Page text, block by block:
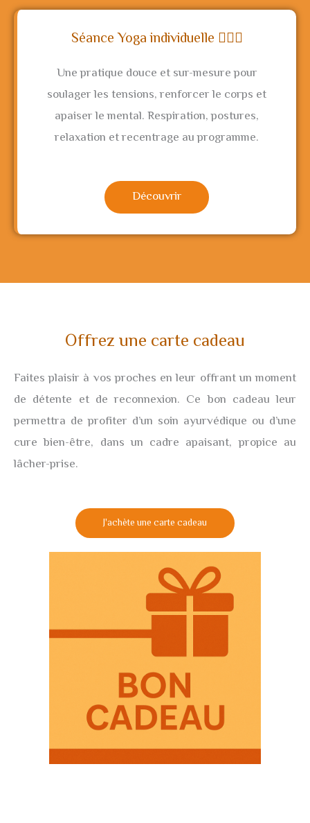
Séance Yoga individuelle 🧘🏼‍♀️
Une pratique douce et sur-mesure pour
soulager les tensions, renforcer le corps et
apaiser le mental. Respiration, postures,
relaxation et recentrage au programme.
Découvrir
Offrez une carte cadeau
Faites plaisir à vos proches en leur offrant un moment
de détente et de reconnexion. Ce bon cadeau leur
permettra de profiter d’un soin ayurvédique ou d’une
cure bien-être, dans un cadre apaisant, propice au
lâcher-prise.
J'achète une carte cadeau